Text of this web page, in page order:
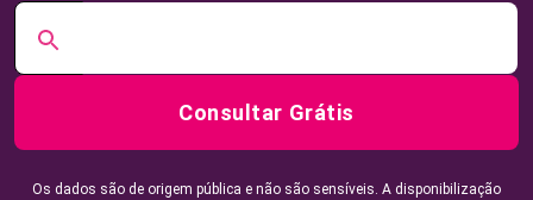
Consultar Grátis
Os dados são de origem pública e não são sensíveis. A disponibilização